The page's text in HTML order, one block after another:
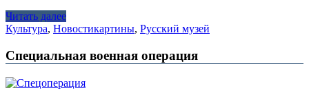
Читать далее
Культура, Новостикартины, Русский музей
Специальная военная операция